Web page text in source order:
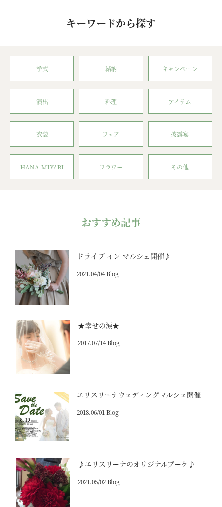
キーワードから探す
挙式 結納 キャンペーン
演出 料理 アイテム
衣装 フェア 披露宴
HANA-MIYABI フラワー その他
おすすめ記事
ドライブ イン マルシェ開催♪
2021.04/04 Blog
★幸せの涙★
2017.07/14 Blog
エリスリーナウェディングマルシェ開催
2018.06/01 Blog
♪エリスリーナのオリジナルブーケ♪
2021.05/02 Blog